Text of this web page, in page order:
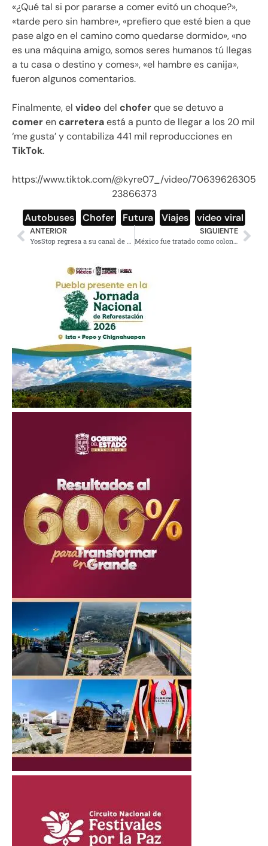
«¿Qué tal si por pararse a comer evitó un choque?»,
«tarde pero sin hambre», «prefiero que esté bien a que
pase algo en el camino como quedarse dormido», «no
es una máquina amigo, somos seres humanos tú llegas
a tu casa o destino y comes», «el hambre es canija»,
fueron algunos comentarios.
Finalmente, el video del choferque se detuvo a
comerencarreteraestá a punto de llegar a los 20 mil
‘me gusta’ y contabiliza 441 mil reproducciones en
TikTok.
https://www.tiktok.com/@kyre07_/video/70639626305
23866373
Autobuses
Chofer Futura Viajes video viral
ANTERIOR
YosStop regresa a su canal de YouTube con polémico video
SIGUIENTE
México fue tratado como colonia de multinacionales españolas